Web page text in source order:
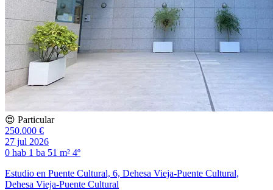
😍 Particular
250.000 €
27 jul 2026
0 hab 1 ba 51 m² 4º
Estudio en Puente Cultural, 6, Dehesa Vieja-Puente Cultural,
Dehesa Vieja-Puente Cultural